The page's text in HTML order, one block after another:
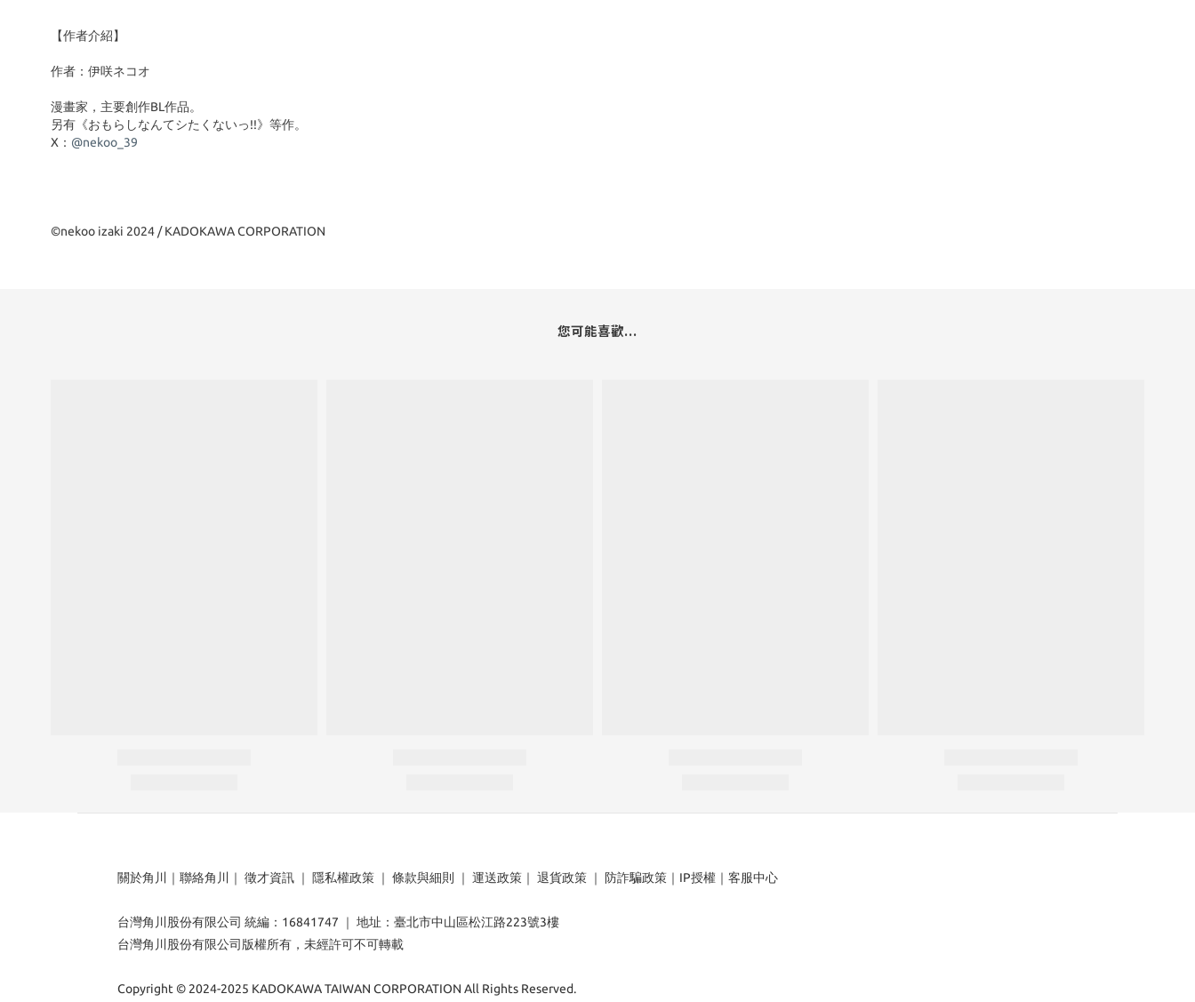
【作者介紹】
作者：伊咲ネコオ
漫畫家，主要創作BL作品。
另有《おもらしなんてシたくないっ!!》等作。
X： @nekoo_39
©nekoo izaki 2024 / KADOKAWA CORPORATION
您可能喜歡...
關於角川 ｜ 聯絡角川 ｜ 徵才資訊 ｜ 隱私權政策 ｜ 條款與細則 ｜ 運送政策 ｜ 退貨政策 ｜ 防詐騙政策 ｜ IP授權 ｜ 客服中心
台灣角川股份有限公司 統編：16841747 ｜ 地址：臺北市中山區松江路223號3樓
台灣角川股份有限公司版權所有，未經許可不可轉載
Copyright © 2024-2025 KADOKAWA TAIWAN CORPORATION All Rights Reserved.